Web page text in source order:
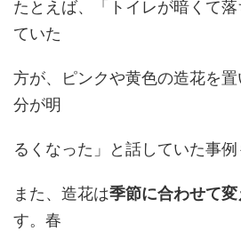
たとえば、「トイレが暗くて
ていた
方が、ピンクや黄色の造花を
分が明
るくなった」と話していた事例
また、造花は季節に合わせて
す。春